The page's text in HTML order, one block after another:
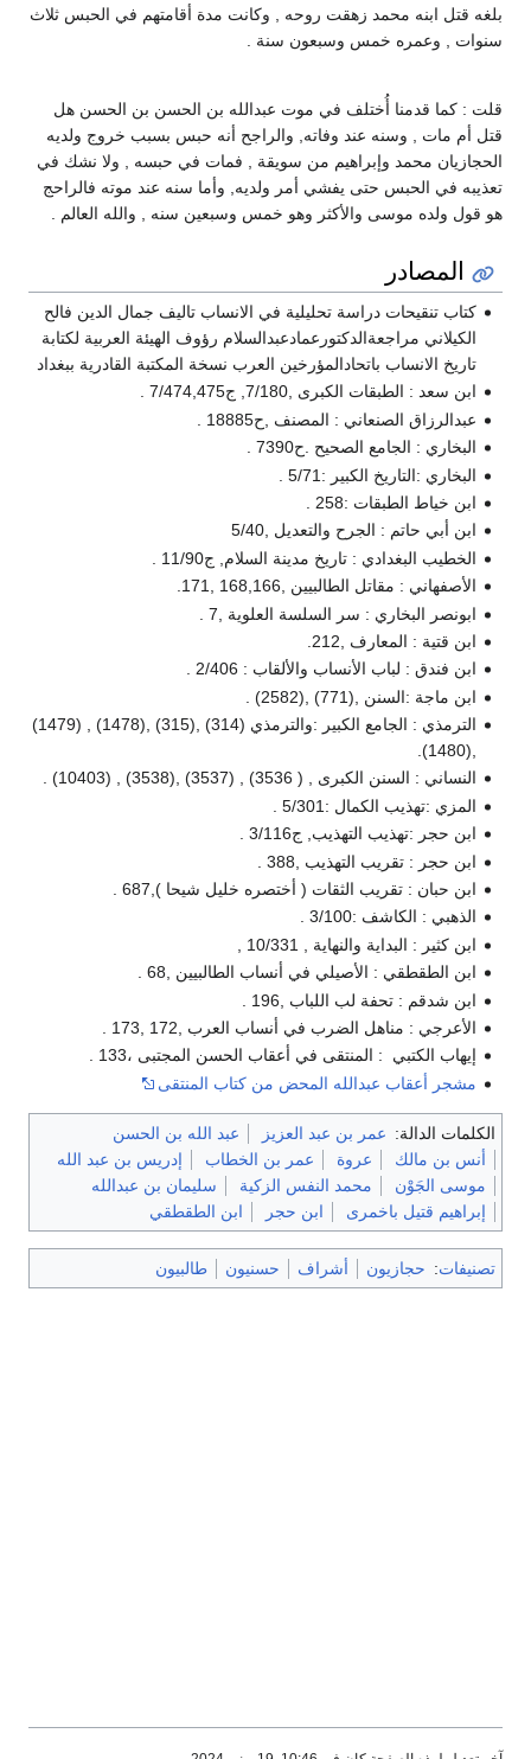
بلغه قتل ابنه محمد زهقت روحه , وكانت مدة أقامتهم في الحبس ثلاث
سنوات , وعمره خمس وسبعون سنة .
قلت : كما قدمنا أُختلف في موت عبدالله بن الحسن بن الحسن هل
قتل أم مات , وسنه عند وفاته, والراجح أنه حبس بسبب خروج ولديه
الحجازيان محمد وإبراهيم من سويقة , فمات في حبسه , ولا نشك في
تعذيبه في الحبس حتى يفشي أمر ولديه, وأما سنه عند موته فالراحج
هو قول ولده موسى والأكثر وهو خمس وسبعين سنه , والله العالم .
المصادر
كتاب تنقيحات دراسة تحليلية في الانساب تاليف جمال الدين فالح
الكيلاني مراجعةالدكتورعمادعبدالسلام رؤوف الهيئة العربية لكتابة
تاريخ الانساب باتحادالمؤرخين العرب نسخة المكتبة القادرية ببغداد
ابن سعد : الطبقات الكبرى ,7/180, ج7/474,475 .
عبدالرزاق الصنعاني : المصنف ,ح18885 .
البخاري : الجامع الصحيح .ح7390 .
البخاري :التاريخ الكبير :5/71 .
ابن خياط الطبقات :258 .
ابن أبي حاتم : الجرح والتعديل ,5/40
الخطيب البغدادي : تاريخ مدينة السلام, ج11/90 .
الأصفهاني : مقاتل الطالبيين ,168,166 ,171.
ابونصر البخاري : سر السلسة العلوية ,7 .
ابن قتية : المعارف ,212.
ابن فندق : لباب الأنساب والألقاب : 2/406 .
ابن ماجة :السنن ,(771) ,(2582) .
الترمذي : الجامع الكبير :والترمذي (314) ,(315) ,(1478) , (1479)
,(1480).
النساني : السنن الكبرى , ( 3536) , (3537) ,(3538) , (10403) .
المزي :تهذيب الكمال :5/301 .
ابن حجر :تهذيب التهذيب, ج3/116 .
ابن حجر : تقريب التهذيب ,388 .
ابن حبان : تقريب الثقات ( أختصره خليل شيحا ),687 .
الذهبي : الكاشف :3/100 .
ابن كثير : البداية والنهاية , 10/331 ,
ابن الطقطقي : الأصيلي في أنساب الطالبيين ,68 .
ابن شدقم : تحفة لب اللباب ,196 .
الأعرجي : مناهل الضرب في أنساب العرب ,172 ,173 .
إيهاب الكتبي : المنتقى في أعقاب الحسن المجتبى ،133 .
مشجر أعقاب عبدالله المحض من كتاب المنتقى
الكلمات الدالة: عمر بن عبد العزيز
عبد الله بن الحسن
أنس بن مالك
عروة عمر بن الخطاب
إدريس بن عبد الله
موسى الجَوْن
محمد النفس الزكية
سليمان بن عبدالله
إبراهيم قتيل باخمرى
ابن حجر ابن الطقطقي
تصنيفات: حجازيون أشراف حسنيون طالبيون